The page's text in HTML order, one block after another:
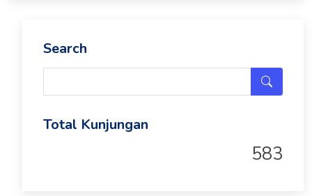
Search
Total Kunjungan
583